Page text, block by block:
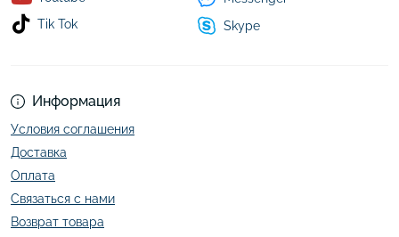
Информация
Условия соглашения
Доставка
Оплата
Связаться с нами
Возврат товара
Tik Tok
Skype